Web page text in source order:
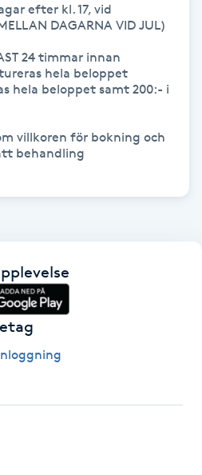
efter kl. 17, vid
DAGARNA VID JUL)
24 timmar innan
hela beloppet
hela beloppet samt 200:- i
villkoren för bokning och
behandling